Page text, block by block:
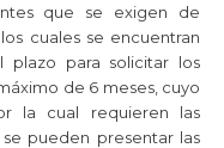
que se exigen de
cuales se encuentran
plazo para solicitar los
de 6 meses, cuyo
la cual requieren las
pueden presentar las